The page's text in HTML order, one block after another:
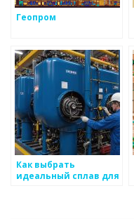
Геопром
Как выбрать
идеальный сплав для